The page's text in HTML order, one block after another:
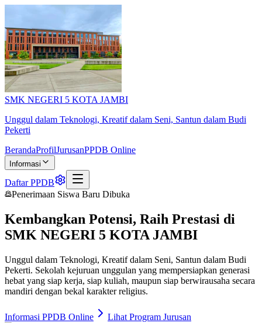
SMK NEGERI 5 KOTA JAMBI
Unggul dalam Teknologi, Kreatif dalam Seni, Santun dalam Budi
Pekerti
BerandaProfilJurusanPPDB Online
Informasi
Daftar PPDB
Penerimaan Siswa Baru Dibuka
Kembangkan Potensi, Raih Prestasi di
SMK NEGERI 5 KOTA JAMBI
Unggul dalam Teknologi, Kreatif dalam Seni, Santun dalam Budi
Pekerti. Sekolah kejuruan unggulan yang mempersiapkan generasi
hebat yang siap kerja, siap kuliah, maupun siap berwirausaha secara
mandiri dengan bekal karakter religius.
Informasi PPDB Online Lihat Program Jurusan